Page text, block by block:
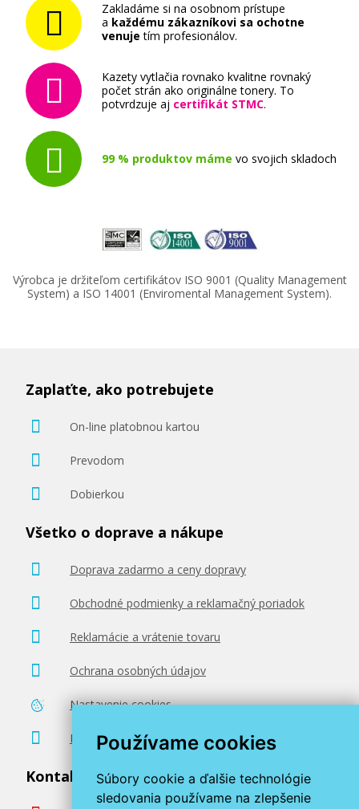
Používame cookies
Súbory cookie a ďalšie technológie
sledovania používame na zlepšenie
Zakladáme si na osobnom prístupe
a každému zákazníkovi sa ochotne
venuje tím profesionálov.
Kazety vytlačia rovnako kvalitne rovnaký
počet strán ako originálne tonery. To
potvrdzuje aj certifikát STMC.
99 % produktov máme vo svojich skladoch
Výrobca je držiteľom certifikátov ISO 9001 (Quality Management
System) a ISO 14001 (Enviromental Management System).
Zaplaťte, ako potrebujete
On-line platobnou kartou
Prevodom
Dobierkou
Všetko o doprave a nákupe
Doprava zadarmo a ceny dopravy
Obchodné podmienky a reklamačný poriadok
Reklamácie a vrátenie tovaru
Ochrana osobných údajov
Nastavenie cookies
Poradenstvo zadarmo
Kontaktujte nás